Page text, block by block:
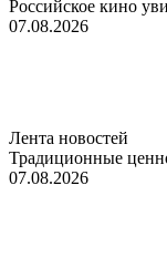
Российское кино
07.08.2026
Лента новостей
Традиционные
07.08.2026